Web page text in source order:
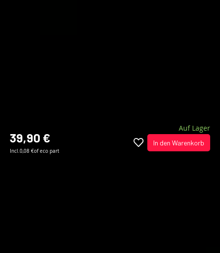
39,90 €
Incl.0,08 €of eco part
Auf Lager
In den Warenkorb